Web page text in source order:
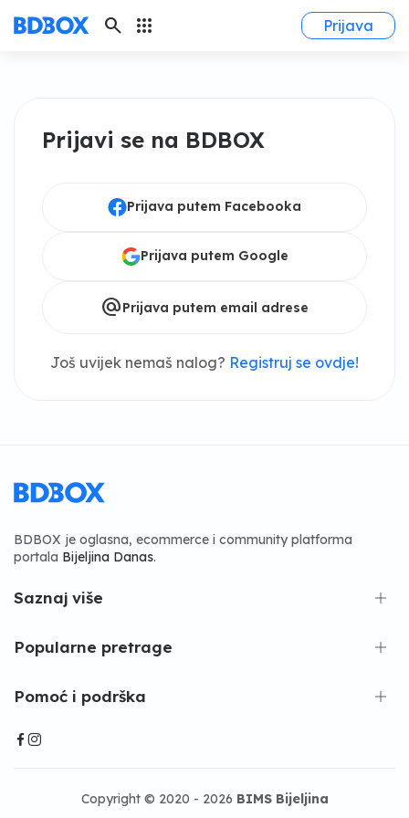
search apps Prijava
Prijavi se na BDBOX
Prijava putem Facebooka
Prijava putem Google
alternate_emailPrijava putem email adrese
Još uvijek nemaš nalog? Registruj se ovdje!
BDBOX je oglasna, ecommerce i community platforma
portala Bijeljina Danas.
Saznaj više
Popularne pretrage
Pomoć i podrška
Copyright © 2020 - 2026 BIMS Bijeljina